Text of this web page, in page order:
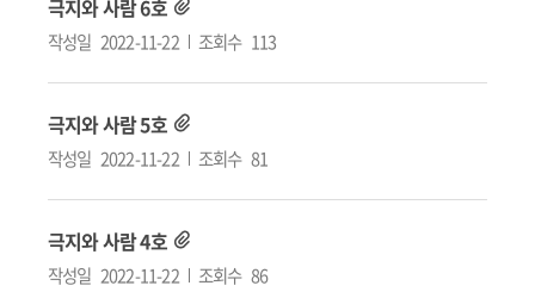
극지와 사람 6호
작성일 2022-11-22 조회수 113
극지와 사람 5호
작성일 2022-11-22 조회수 81
극지와 사람 4호
작성일 2022-11-22 조회수 86